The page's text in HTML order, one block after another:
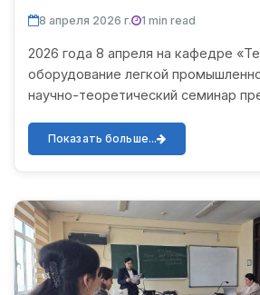
8 апреля 2026 г. 1 min read
2026 года 8 апреля на кафедре
оборудование легкой
научно-теоретический семинар
тему «Совершенствование...
Показать больше...